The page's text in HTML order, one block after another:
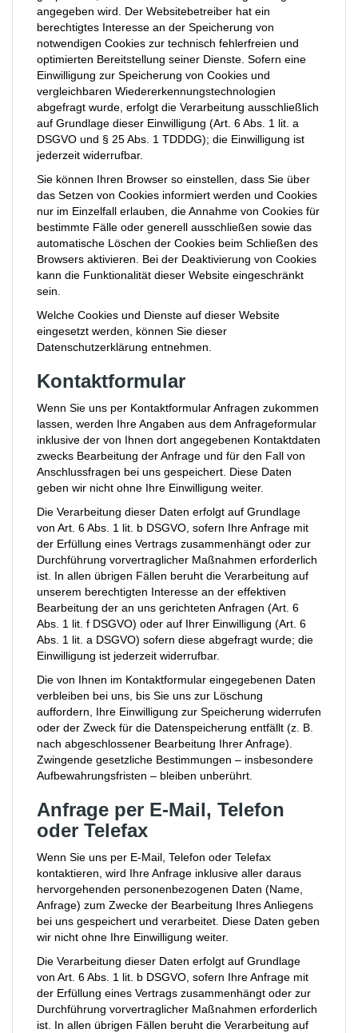
angegeben wird. Der Websitebetreiber hat ein
berechtigtes Interesse an der Speicherung von
notwendigen Cookies zur technisch fehlerfreien und
optimierten Bereitstellung seiner Dienste. Sofern eine
Einwilligung zur Speicherung von Cookies und
vergleichbaren Wiedererkennungstechnologien
abgefragt wurde, erfolgt die Verarbeitung ausschließlich
auf Grundlage dieser Einwilligung (Art. 6 Abs. 1 lit. a
DSGVO und § 25 Abs. 1 TDDDG); die Einwilligung ist
jederzeit widerrufbar.
Sie können Ihren Browser so einstellen, dass Sie über
das Setzen von Cookies informiert werden und Cookies
nur im Einzelfall erlauben, die Annahme von Cookies für
bestimmte Fälle oder generell ausschließen sowie das
automatische Löschen der Cookies beim Schließen des
Browsers aktivieren. Bei der Deaktivierung von Cookies
kann die Funktionalität dieser Website eingeschränkt
sein.
Welche Cookies und Dienste auf dieser Website
eingesetzt werden, können Sie dieser
Datenschutzerklärung entnehmen.
Kontaktformular
Wenn Sie uns per Kontaktformular Anfragen zukommen
lassen, werden Ihre Angaben aus dem Anfrageformular
inklusive der von Ihnen dort angegebenen Kontaktdaten
zwecks Bearbeitung der Anfrage und für den Fall von
Anschlussfragen bei uns gespeichert. Diese Daten
geben wir nicht ohne Ihre Einwilligung weiter.
Die Verarbeitung dieser Daten erfolgt auf Grundlage
von Art. 6 Abs. 1 lit. b DSGVO, sofern Ihre Anfrage mit
der Erfüllung eines Vertrags zusammenhängt oder zur
Durchführung vorvertraglicher Maßnahmen erforderlich
ist. In allen übrigen Fällen beruht die Verarbeitung auf
unserem berechtigten Interesse an der effektiven
Bearbeitung der an uns gerichteten Anfragen (Art. 6
Abs. 1 lit. f DSGVO) oder auf Ihrer Einwilligung (Art. 6
Abs. 1 lit. a DSGVO) sofern diese abgefragt wurde; die
Einwilligung ist jederzeit widerrufbar.
Die von Ihnen im Kontaktformular eingegebenen Daten
verbleiben bei uns, bis Sie uns zur Löschung
auffordern, Ihre Einwilligung zur Speicherung widerrufen
oder der Zweck für die Datenspeicherung entfällt (z. B.
nach abgeschlossener Bearbeitung Ihrer Anfrage).
Zwingende gesetzliche Bestimmungen – insbesondere
Aufbewahrungsfristen – bleiben unberührt.
Anfrage per E-Mail, Telefon
oder Telefax
Wenn Sie uns per E-Mail, Telefon oder Telefax
kontaktieren, wird Ihre Anfrage inklusive aller daraus
hervorgehenden personenbezogenen Daten (Name,
Anfrage) zum Zwecke der Bearbeitung Ihres Anliegens
bei uns gespeichert und verarbeitet. Diese Daten geben
wir nicht ohne Ihre Einwilligung weiter.
Die Verarbeitung dieser Daten erfolgt auf Grundlage
von Art. 6 Abs. 1 lit. b DSGVO, sofern Ihre Anfrage mit
der Erfüllung eines Vertrags zusammenhängt oder zur
Durchführung vorvertraglicher Maßnahmen erforderlich
ist. In allen übrigen Fällen beruht die Verarbeitung auf